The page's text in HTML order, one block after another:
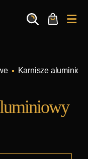
SearchCart
Karnisze